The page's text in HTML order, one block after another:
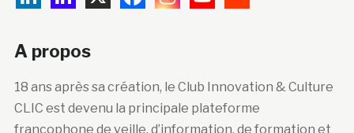
A propos
18 ans après sa création, le Club Innovation & Culture
CLIC est devenu la principale plateforme
francophone de veille, d’information, de formation et